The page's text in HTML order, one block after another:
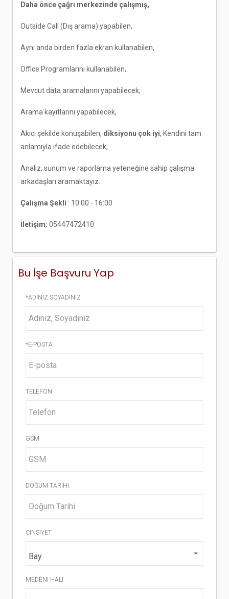
Daha önce çağrı merkezinde çalışmış,
Outside Call (Dış arama) yapabilen,
Aynı anda birden fazla ekran kullanabilen,
Office Programlarını kullanabilen,
Mevcut data aramalarını yapabilecek,
Arama kayıtlarını yapabilecek,
Akıcı şekilde konuşabilen, diksiyonu çok iyi, Kendini tam
anlamıyla ifade edebilecek,
Analiz, sunum ve raporlama yeteneğine sahip çalışma
arkadaşları aramaktayız.
Çalışma Şekli : 10:00 - 16:00
İletişim: 05447472410
Bu İşe Başvuru Yap
*ADINIZ SOYADINIZ
*E-POSTA
TELEFON
GSM
DOĞUM TARIHI
CINSIYET
MEDENI HALI